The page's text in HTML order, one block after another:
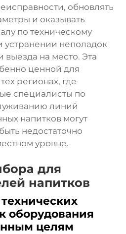
обновлять
и оказывать
по техническому
неполадок
выезда на место. Эта
ценной для
регионах, где
специалисты по
линий
напитков могут
недостаточно
уровне.
для
напитков
оборудования
целям